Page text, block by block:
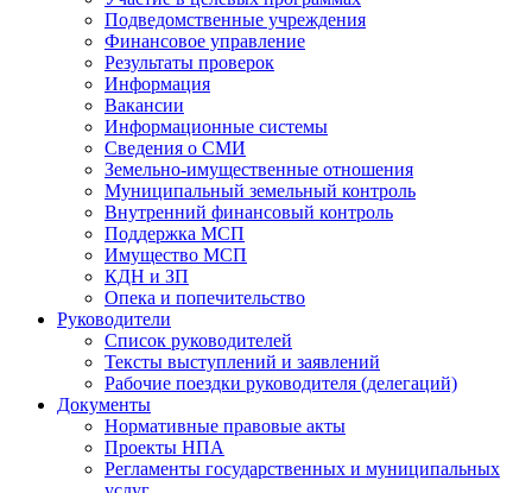
Подведомственные учреждения
Финансовое управление
Результаты проверок
Информация
Вакансии
Информационные системы
Сведения о СМИ
Земельно-имущественные отношения
Муниципальный земельный контроль
Внутренний финансовый контроль
Поддержка МСП
Имущество МСП
КДН и ЗП
Опека и попечительство
Руководители
Список руководителей
Тексты выступлений и заявлений
Рабочие поездки руководителя (делегаций)
Документы
Нормативные правовые акты
Проекты НПА
Регламенты государственных и муниципальных